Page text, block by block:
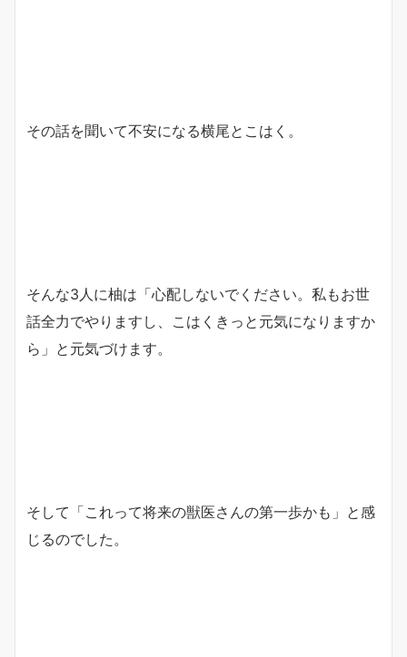
その話を聞いて不安になる横尾とこはく。
そんな3人に柚は「心配しないでください。私もお世
話全力でやりますし、こはくきっと元気になりますか
ら」と元気づけます。
そして「これって将来の獣医さんの第一歩かも」と感
じるのでした。